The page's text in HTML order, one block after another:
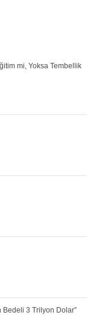
mi, Yoksa Tembellik
3 Trilyon Dolar”